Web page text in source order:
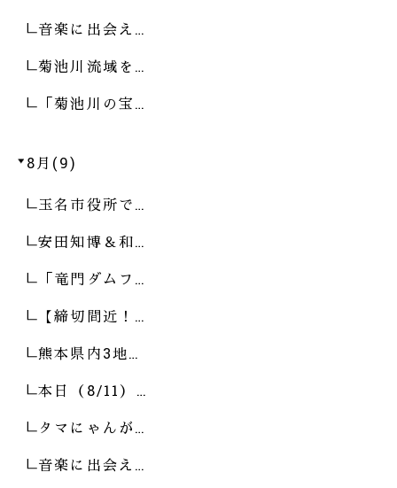
音楽に出会え…
菊池川流域を…
「菊池川の宝…
8月(9)
玉名市役所で…
安田知博＆和…
「竜門ダムフ…
【締切間近！…
熊本県内3地…
本日（8/11）…
タマにゃんが…
音楽に出会え…